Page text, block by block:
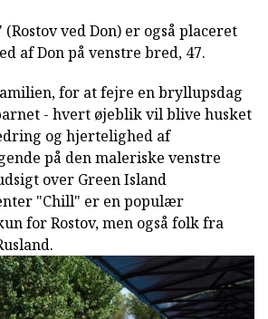
ved Don) er også placeret
af Don på venstre bred, 47.
for at fejre en bryllupsdag
- hvert øjeblik vil blive husket
og hjertelighed af
på den maleriske venstre
over Green Island
"Chill" er en populær
for Rostov, men også folk fra